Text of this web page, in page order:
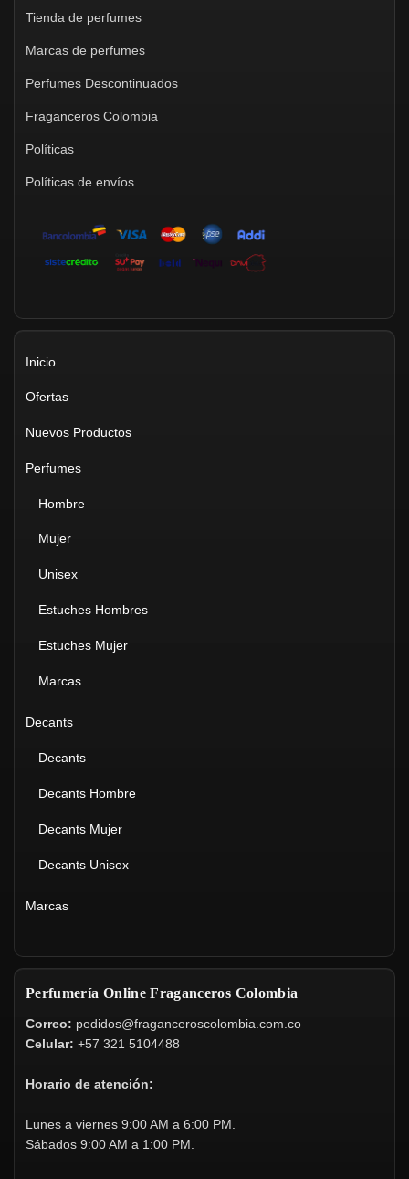
Tienda de perfumes
Marcas de perfumes
Perfumes Descontinuados
Fraganceros Colombia
Políticas
Políticas de envíos
Inicio
Ofertas
Nuevos Productos
Perfumes
Hombre
Mujer
Unisex
Estuches Hombres
Estuches Mujer
Marcas
Decants
Decants
Decants Hombre
Decants Mujer
Decants Unisex
Marcas
Perfumería Online Fraganceros Colombia
Correo: pedidos@fraganceroscolombia.com.co
Celular: +57 321 5104488
Horario de atención:
Lunes a viernes 9:00 AM a 6:00 PM.
Sábados 9:00 AM a 1:00 PM.